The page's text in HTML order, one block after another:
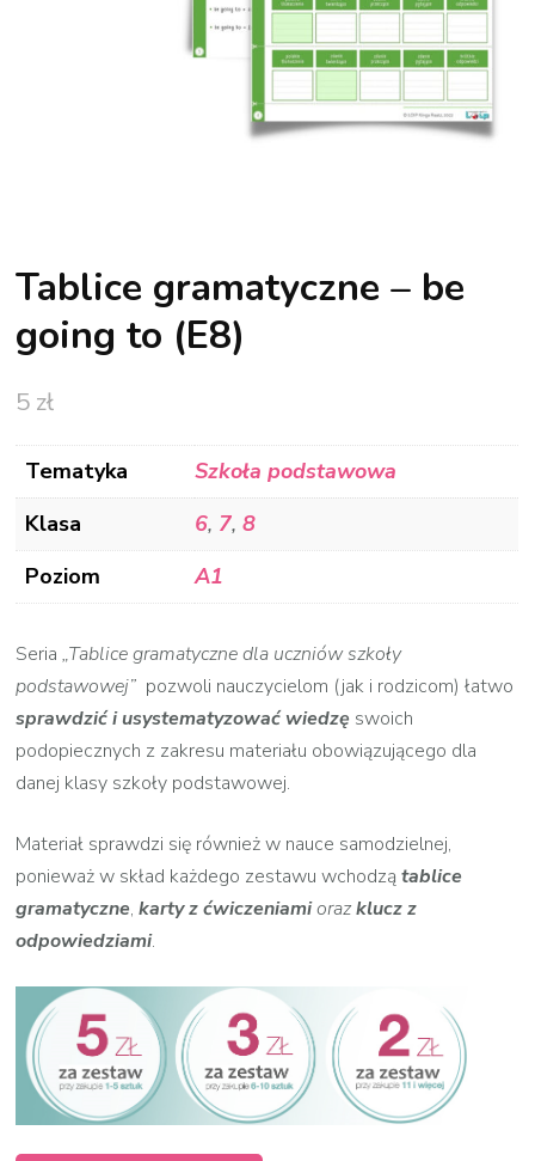
Tablice gramatyczne – be
going to (E8)
5 zł
Tematyka
Szkoła podstawowa
Klasa
6, 7,8
Poziom
A1
Seria„Tablice gramatyczne dla uczniów szkoły
podstawowej” pozwoli nauczycielom (jak i rodzicom) łatwo
sprawdzić i usystematyzować wiedzę swoich
podopiecznych z zakresu materiału obowiązującego dla
danej klasy szkoły podstawowej.
Materiał sprawdzi się również w nauce samodzielnej,
ponieważ w skład każdego zestawu wchodzą tablice
gramatyczne,kartyz ćwiczeniamiorazklucz z
odpowiedziami.